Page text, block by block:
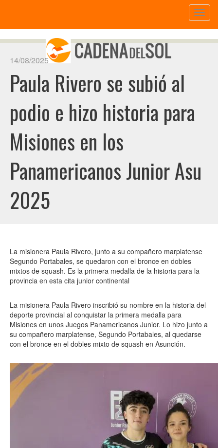
14/08/2025
Paula Rivero se subió al
podio e hizo historia para
Misiones en los
Panamericanos Junior Asu
2025
La misionera Paula Rivero, junto a su compañero marplatense
Segundo Portabales, se quedaron con el bronce en dobles
mixtos de squash. Es la primera medalla de la historia para la
provincia en esta cita junior continental
La misionera Paula Rivero inscribió su nombre en la historia del
deporte provincial al conquistar la primera medalla para
Misiones en unos Juegos Panamericanos Junior. Lo hizo junto a
su compañero marplatense, Segundo Portabales, al quedarse
con el bronce en el dobles mixto de squash en Asunción.